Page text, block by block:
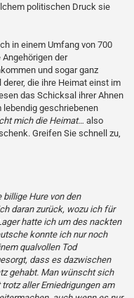
politischen Druck sie
in einem Umfang von 700
der
und sogar ganz
derer, die ihre Heimat einst im
das Schicksal ihrer Ahnen
lebendig geschriebenen
mich die Heimat… also
Greifen Sie schnell zu,
Hure von den
daran zurück, wozu ich für
hatte ich um des nackten
konnte ich nur noch
qualvollen Tod
dass es dazwischen
gehabt. Man wünscht sich
aller Erniedrigungen am